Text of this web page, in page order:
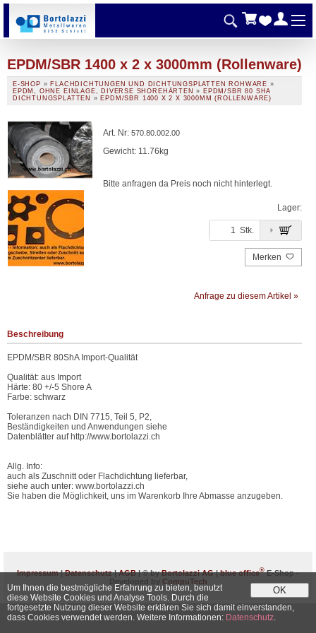
EPDM/SBR 1400 x 2 x 3000mm (Rollenware)
E-SHOP » FLACHDICHTUNGEN UND DICHTUNGSPLATTEN ROHWARE »
EPDM, OHNE EINLAGE, DIVERSE SHOREHÄRTEN
» EPDM/SBR 80 SHA
DICHTUNGSPLATTEN
» EPDM/SBR 1400 X 2 X 3000MM (ROLLENWARE)
Art. Nr: 570.80.002.00
Gewicht: 11.76kg
Bitte anfragen da Preis noch nicht hinterlegt.
Lager:
Stk.
Merken
Anfrage zu diesem Artikel »
Beschreibung
EPDM/SBR 80ShA Import-Qualität
Qualität: aus Import
Härte: 80 +/-5 Shore A
Farbe: schwarz
Toleranzen nach DIN 7715, Teil 5, P2,
Beständigkeiten und Anwendungen siehe
Datenblätter auf http://www.bortolazzi.ch
Allg. Info:
auch als Zuschnitt oder Flachdichtung lieferbar,
siehe auch unter: www.bortolazzi.ch
Sie haben die Möglichkeit, uns im Warenkorb Ihre Abmasse anzugeben.
Impressum|Datenschutz|AGB| © byBortolazzi AG|blue office®E-Shop -
Developed by CompuTech
OK
Um Ihnen die bestmögliche Erfahrung zu bieten, benutzt
diese Website Cookies und Analyse Tools. Durch die
fortgesetzte Nutzung dieser Website erklären Sie sich damit einverstanden,
dass Cookies verwendet werden. Weitere Informationen: Datenschutz.